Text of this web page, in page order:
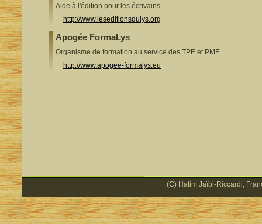
Aide à l'édition pour les écrivains
http://www.leseditionsdulys.org
Apogée FormaLys
Organisme de formation au service des TPE et PME
http://www.apogee-formalys.eu
(C) Hatim Jaïbi-Riccardi,